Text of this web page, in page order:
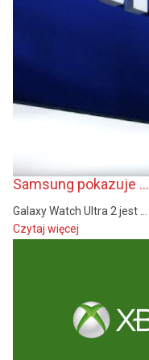
Samsung pokazuje ...
Galaxy Watch Ultra 2 jest ...
Czytaj więcej